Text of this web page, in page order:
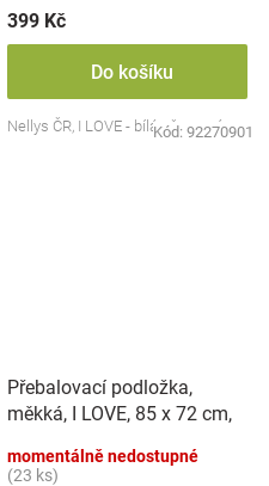
399 Kč
Do košíku
Nellys ČR, I LOVE - bílá - červená
Kód: 92270901
Přebalovací podložka,
měkká, I LOVE, 85 x 72 cm,
momentálně nedostupné
(23 ks)